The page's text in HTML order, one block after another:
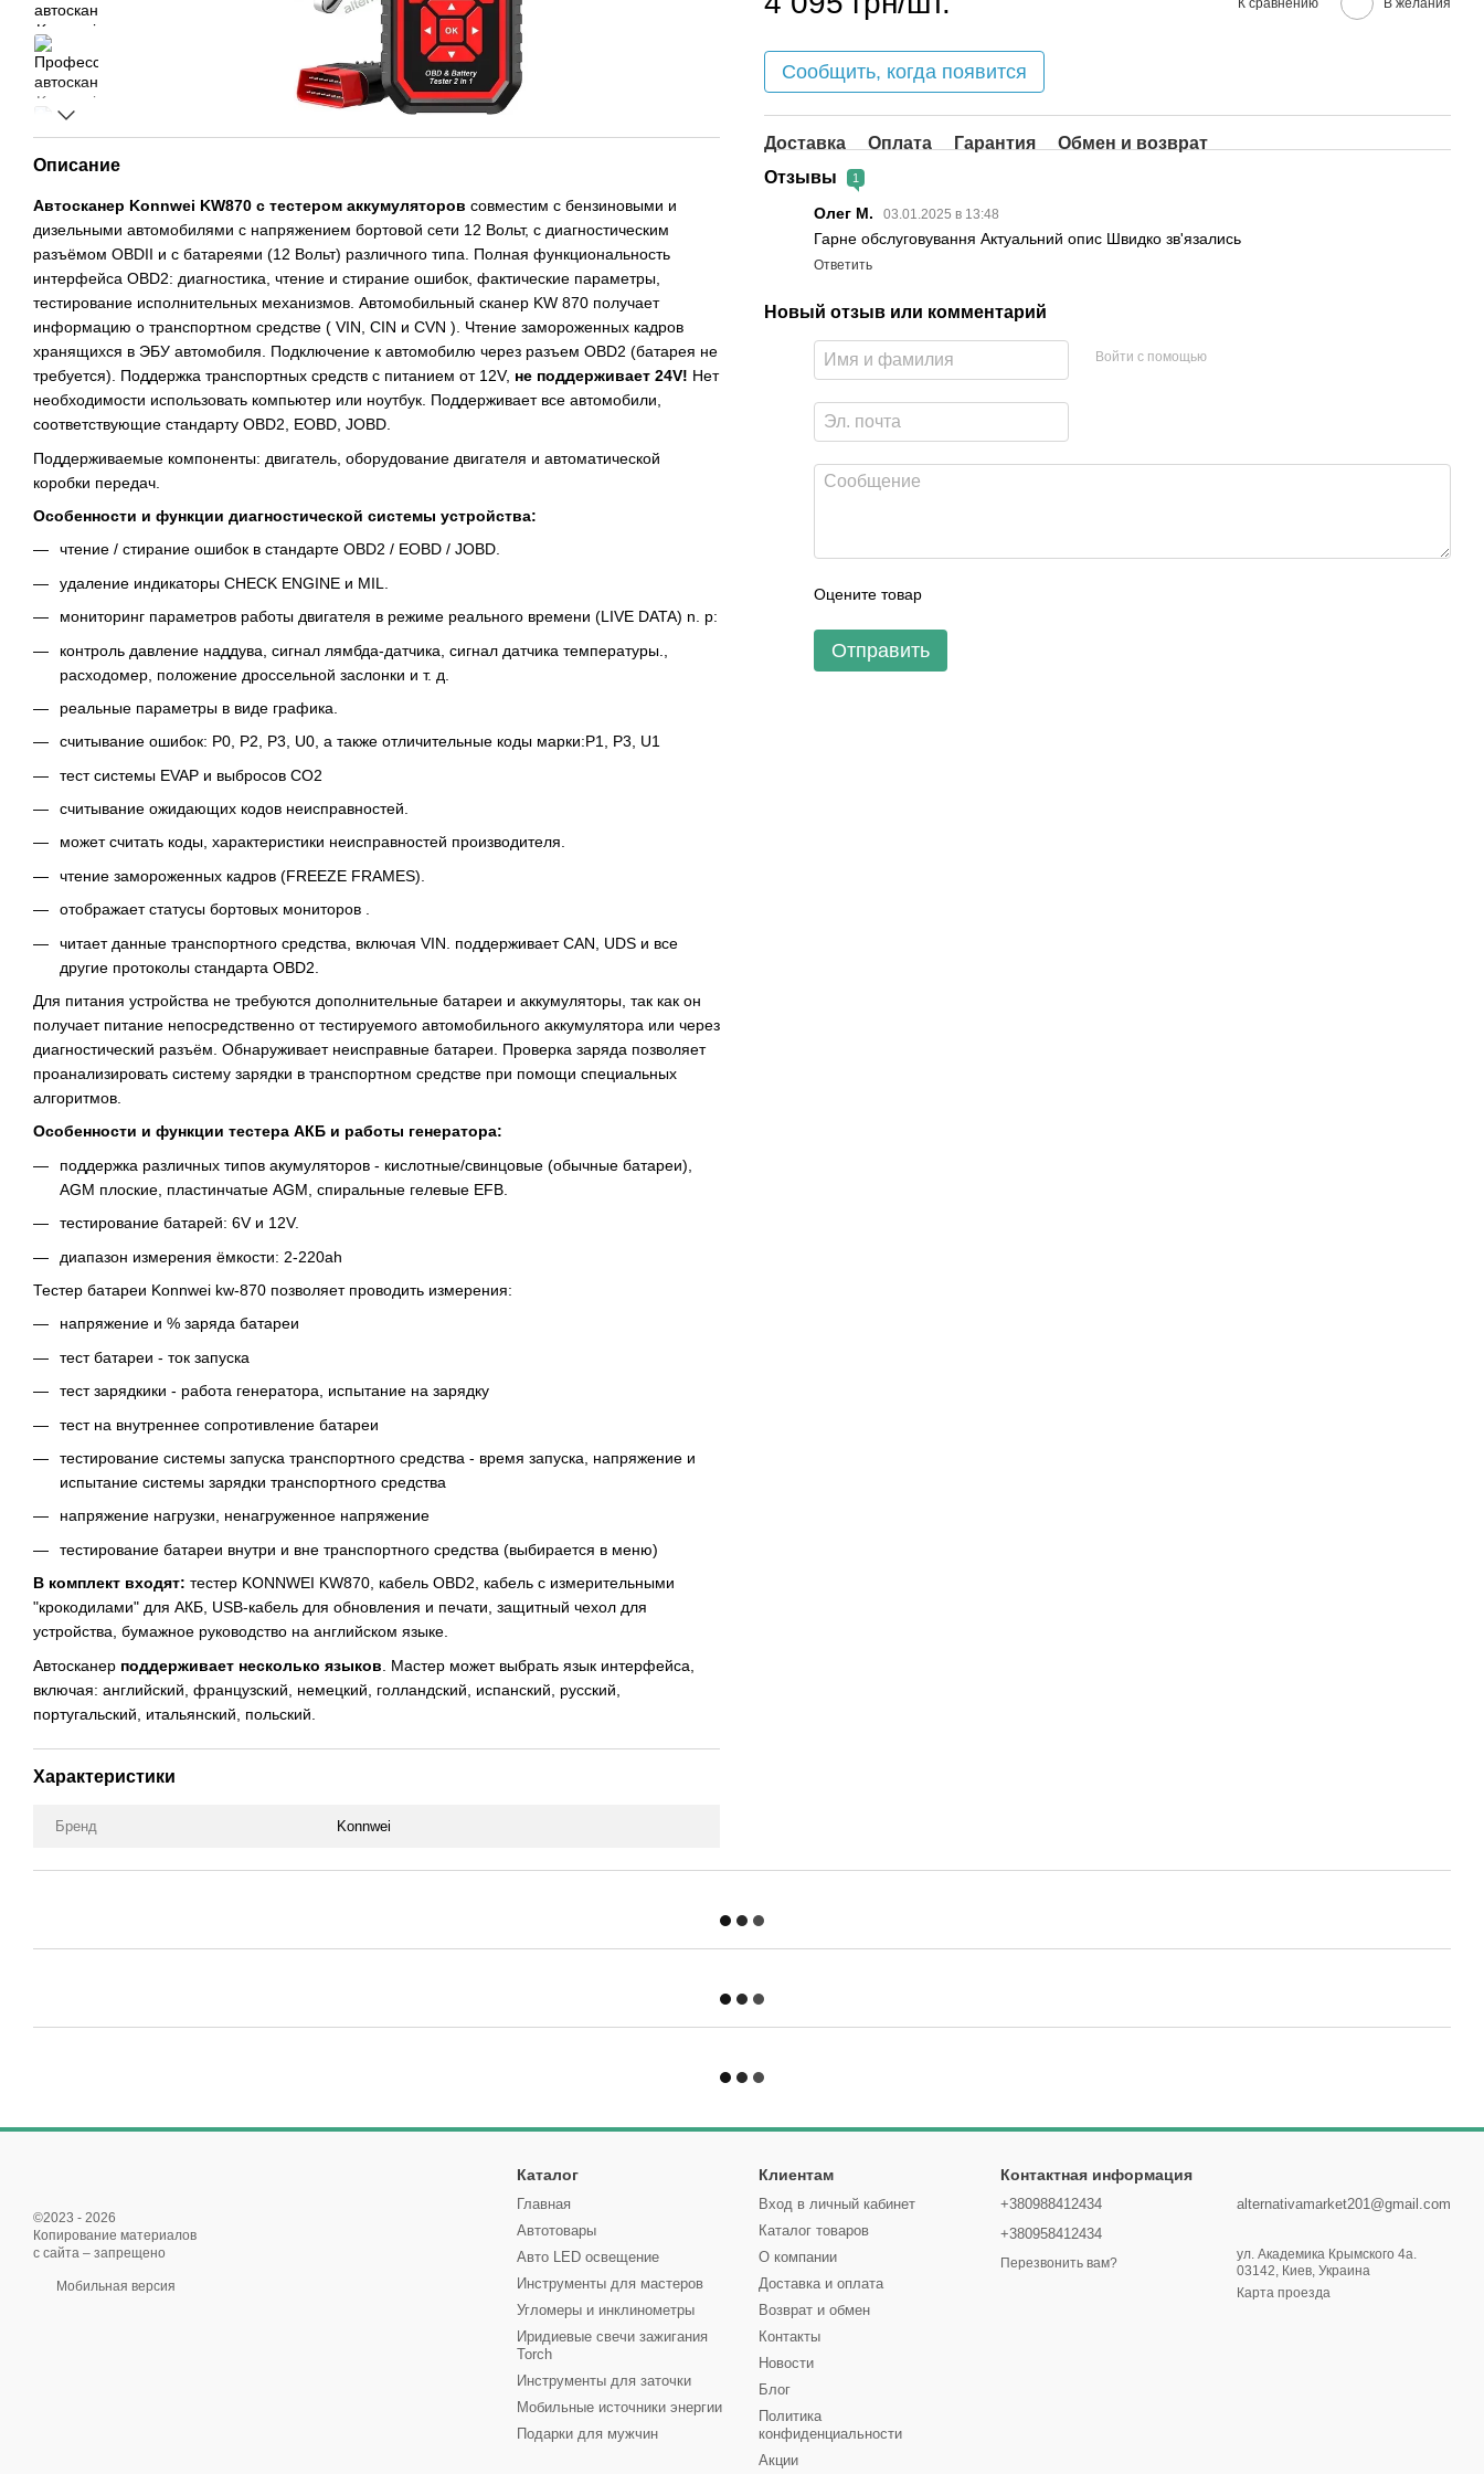
Описание
Автосканер Konnwei KW870 с тестером аккумуляторов совместим с бензиновыми и
дизельными автомобилями с напряжением бортовой сети 12 Вольт, с диагностическим
разъёмом OBDII и с батареями (12 Вольт) различного типа. Полная функциональность
интерфейса OBD2: диагностика, чтение и стирание ошибок, фактические параметры,
тестирование исполнительных механизмов. Автомобильный сканер KW 870 получает
информацию о транспортном средстве ( VIN, CIN и CVN ). Чтение замороженных кадров
хранящихся в ЭБУ автомобиля. Подключение к автомобилю через разъем OBD2 (батарея не
требуется). Поддержка транспортных средств с питанием от 12V, не поддерживает 24V! Нет
необходимости использовать компьютер или ноутбук. Поддерживает все автомобили,
соответствующие стандарту OBD2, EOBD, JOBD.
Поддерживаемые компоненты: двигатель, оборудование двигателя и автоматической
коробки передач.
Особенности и функции диагностической системы устройства:
чтение / стирание ошибок в стандарте OBD2 / EOBD / JOBD.
удаление индикаторы CHECK ENGINE и MIL.
мониторинг параметров работы двигателя в режиме реального времени (LIVE DATA) n. p:
контроль давление наддува, сигнал лямбда-датчика, сигнал датчика температуры.,
расходомер, положение дроссельной заслонки и т. д.
реальные параметры в виде графика.
считывание ошибок: P0, P2, P3, U0, а также отличительные коды марки:P1, P3, U1
тест системы EVAP и выбросов CO2
считывание ожидающих кодов неисправностей.
может считать коды, характеристики неисправностей производителя.
чтение замороженных кадров (FREEZE FRAMES).
отображает статусы бортовых мониторов .
читает данные транспортного средства, включая VIN. поддерживает CAN, UDS и все
другие протоколы стандарта OBD2.
Для питания устройства не требуются дополнительные батареи и аккумуляторы, так как он
получает питание непосредственно от тестируемого автомобильного аккумулятора или через
диагностический разъём. Обнаруживает неисправные батареи. Проверка заряда позволяет
проанализировать систему зарядки в транспортном средстве при помощи специальных
алгоритмов.
Особенности и функции тестера АКБ и работы генератора:
поддержка различных типов акумуляторов - кислотные/свинцовые (обычные батареи),
AGM плоские, пластинчатые AGM, спиральные гелевые EFB.
тестирование батарей: 6V и 12V.
диапазон измерения ёмкости: 2-220ah
Тестер батареи Konnwei kw-870 позволяет проводить измерения:
напряжение и % заряда батареи
тест батареи - ток запуска
тест зарядкики - работа генератора, испытание на зарядку
тест на внутреннее сопротивление батареи
тестирование системы запуска транспортного средства - время запуска, напряжение и
испытание системы зарядки транспортного средства
напряжение нагрузки, ненагруженное напряжение
тестирование батареи внутри и вне транспортного средства (выбирается в меню)
В комплект входят: тестер KONNWEI KW870, кабель OBD2, кабель с измерительными
"крокодилами" для АКБ, USB-кабель для обновления и печати, защитный чехол для
устройства, бумажное руководство на английском языке.
Автосканер поддерживает несколько языков . Мастер может выбрать язык интерфейса,
включая: английский, французский, немецкий, голландский, испанский, русский,
португальский, итальянский, польский.
Характеристики
Бренд Konnwei
Сообщить, когда появится
Доставка Оплата Гарантия
Обмен и возврат
Отзывы
1
Олег М. 03.01.2025 в 13:48
Гарне обслуговування Актуальний опис Швидко зв'язались
Ответить
Новый отзыв или комментарий
Войти с помощью
Оцените товар
Отправить
©2023 - 2026
Копирование материалов
с сайта – запрещено
Мобильная версия
Каталог
Главная
Автотовары
Авто LED освещение
Инструменты для мастеров
Угломеры и инклинометры
Иридиевые свечи зажигания
Torch
Инструменты для заточки
Мобильные источники энергии
Подарки для мужчин
Клиентам
Вход в личный кабинет
Каталог товаров
О компании
Доставка и оплата
Возврат и обмен
Контакты
Новости
Блог
Политика
конфиденциальности
Акции
Контактная информация
+380988412434
+380958412434
Перезвонить вам?
alternativamarket201@gmail.com
ул. Академика Крымского 4а.
03142, Киев, Украина
Карта проезда